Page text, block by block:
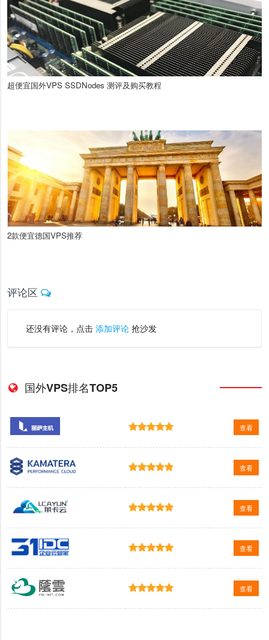
超便宜国外VPS SSDNodes 测评及购买教程
2款便宜德国VPS推荐
评论区
还没有评论，点击 添加评论抢沙发
国外VPS排名TOP5
查看
查看
查看
查看
查看